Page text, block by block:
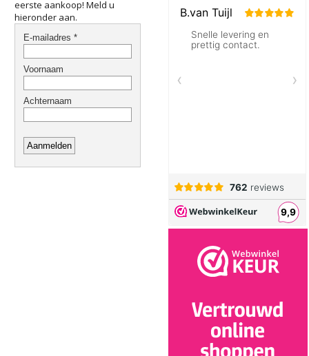
eerste aankoop! Meld u
hieronder aan.